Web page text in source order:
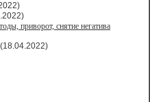
приворот, снятие негатива
(18.04.2022)